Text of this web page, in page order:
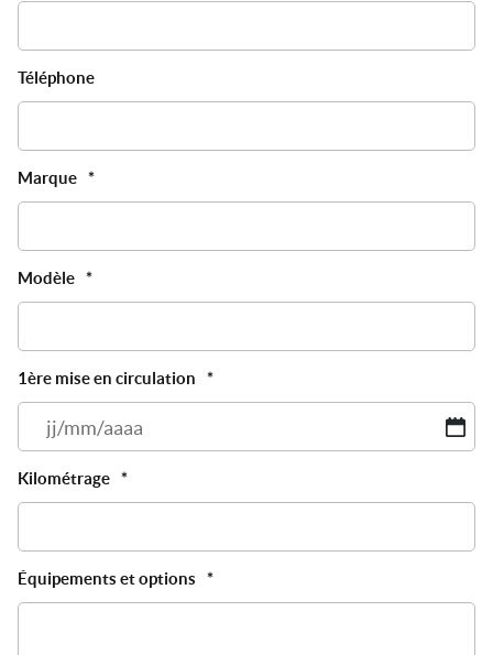
Téléphone
Marque *
Modèle *
1ère mise en circulation
*
JJ
Kilométrage *
Équipements et options *